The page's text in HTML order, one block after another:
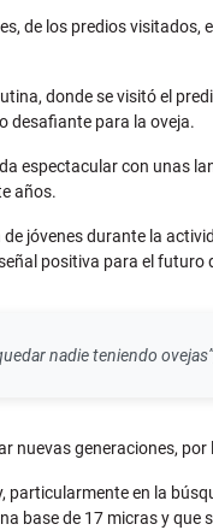
de los predios
donde se visitó el
desafiante para la oveja.
con unas
años.
jóvenes durante la
positiva para el futuro
nadie teniendo
generaciones,
en la
base de 17 micras y